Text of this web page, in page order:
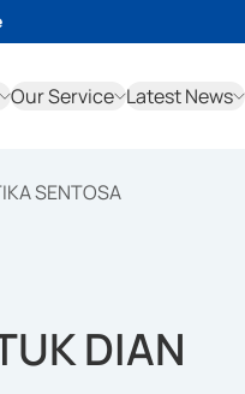
Our Service Latest News
SENTOSA
DIAN